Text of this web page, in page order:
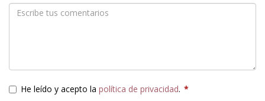
He leído y acepto la política de privacidad. *